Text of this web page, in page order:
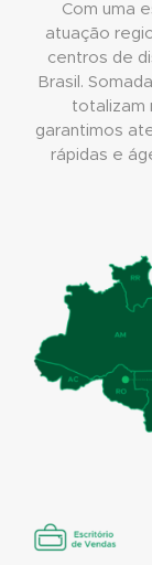
Com uma
atuação
centros de
Brasil.
totalizam
garantimos
rápidas e